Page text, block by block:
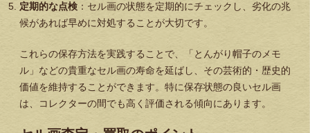
定期的な点検 ：セル画の状態を定期的にチェックし、劣化の兆
候があれば早めに対処することが大切です。
これらの保存方法を実践することで、「とんがり帽子のメモ
ル」などの貴重なセル画の寿命を延ばし、その芸術的・歴史的
価値を維持することができます。特に保存状態の良いセル画
は、コレクターの間でも高く評価される傾向にあります。